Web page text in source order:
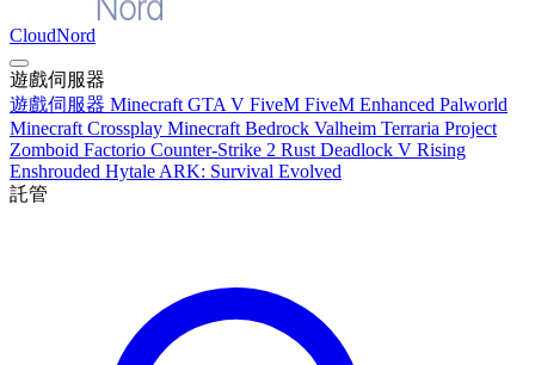
CloudNord
遊戲伺服器
遊戲伺服器 Minecraft GTA V FiveM FiveM Enhanced Palworld
Minecraft Crossplay Minecraft Bedrock Valheim Terraria Project
Zomboid Factorio Counter-Strike 2 Rust Deadlock V Rising
Enshrouded Hytale ARK: Survival Evolved
託管